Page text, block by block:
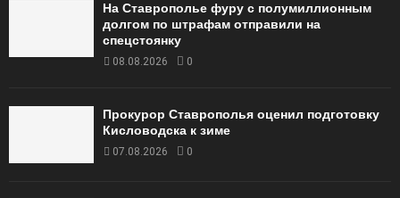
На Ставрополье фуру с полумиллионным
долгом по штрафам отправили на
спецстоянку
08.08.2026 0
Прокурор Ставрополья оценил подготовку
Кисловодска к зиме
07.08.2026 0